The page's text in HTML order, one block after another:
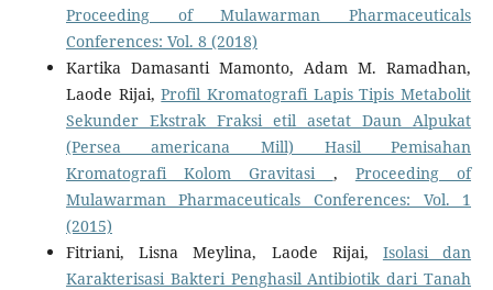
Proceeding of Mulawarman Pharmaceuticals
Conferences: Vol. 8 (2018)
Kartika Damasanti Mamonto, Adam M. Ramadhan,
Laode Rijai,Profil Kromatografi Lapis Tipis Metabolit
Sekunder Ekstrak Fraksi etil asetat Daun Alpukat
(Persea americana Mill) Hasil Pemisahan
Kromatografi Kolom Gravitasi , Proceeding of
Mulawarman Pharmaceuticals Conferences: Vol. 1
(2015)
Fitriani, Lisna Meylina, Laode Rijai, Isolasi dan
Karakterisasi Bakteri Penghasil Antibiotik dari Tanah